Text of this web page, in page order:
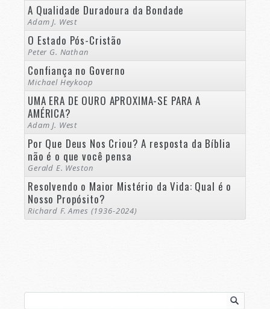
A Qualidade Duradoura da Bondade
Adam J. West
O Estado Pós-Cristão
Peter G. Nathan
Confiança no Governo
Michael Heykoop
UMA ERA DE OURO APROXIMA-SE PARA A
AMÉRICA?
Adam J. West
Por Que Deus Nos Criou? A resposta da Bíblia
não é o que você pensa
Gerald E. Weston
Resolvendo o Maior Mistério da Vida: Qual é o
Nosso Propósito?
Richard F. Ames (1936-2024)